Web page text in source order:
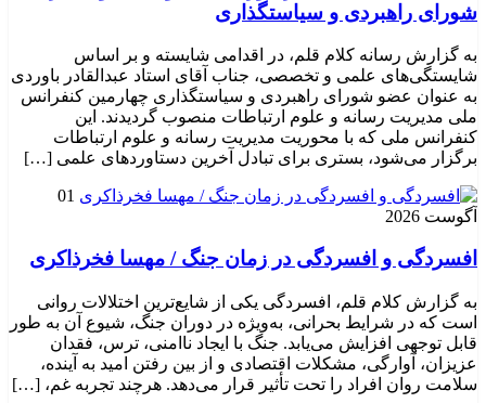
شورای راهبردی و سیاستگذاری
به گزارش رسانه کلام قلم، در اقدامی شایسته و بر اساس
شایستگی‌های علمی و تخصصی، جناب آقای استاد عبدالقادر باوردی
به عنوان عضو شورای راهبردی و سیاستگذاری چهارمین کنفرانس
ملی مدیریت رسانه و علوم ارتباطات منصوب گردیدند. این
کنفرانس ملی که با محوریت مدیریت رسانه و علوم ارتباطات
برگزار می‌شود، بستری برای تبادل آخرین دستاوردهای علمی […]
01
آگوست 2026
افسردگی و افسردگی در زمان جنگ / مهسا فخرذاکری
به گزارش کلام قلم، افسردگی یکی از شایع‌ترین اختلالات روانی
است که در شرایط بحرانی، به‌ویژه در دوران جنگ، شیوع آن به طور
قابل توجهی افزایش می‌یابد. جنگ با ایجاد ناامنی، ترس، فقدان
عزیزان، آوارگی، مشکلات اقتصادی و از بین رفتن امید به آینده،
سلامت روان افراد را تحت تأثیر قرار می‌دهد. هرچند تجربه غم، […]